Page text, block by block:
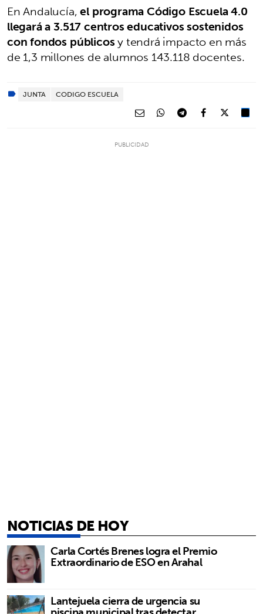
En Andalucía,el programa Código Escuela 4.0
llegará a 3.517 centros educativos sostenidos
con fondos públicosy tendrá impacto en más
de 1,3 millones de alumnos 143.118 docentes.
JUNTA CODIGO ESCUELA
NOTICIAS DE HOY
Carla Cortés Brenes logra el Premio
Extraordinario de ESO en Arahal
Lantejuela cierra de urgencia su